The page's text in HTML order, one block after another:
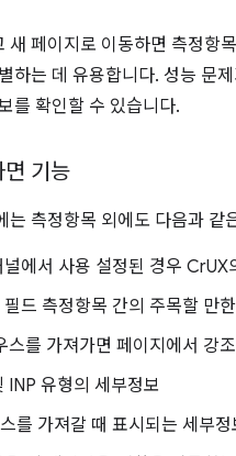
새 페이지로 이동하면 측정항
하는 데 유용합니다. 성능 문
를 확인할 수 있습니다.
기능
는 측정항목 외에도 다음과 같
널에서 사용 설정된 경우 CrUX
드 측정항목 간의 주목할 만
스를 가져가면 페이지에서 강
INP 유형의 세부정보
를 가져갈 때 표시되는 세부